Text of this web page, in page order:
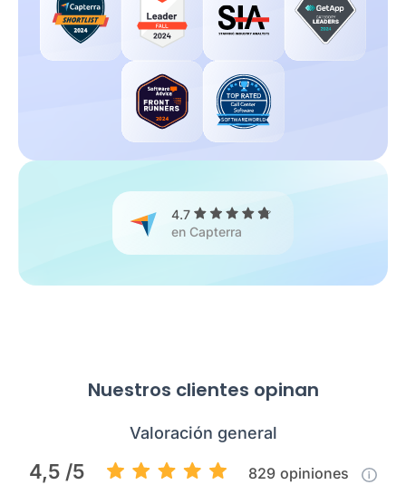
4.7
en Capterra
Nuestros clientes opinan
Valoración general
4,5 /5 829 opiniones